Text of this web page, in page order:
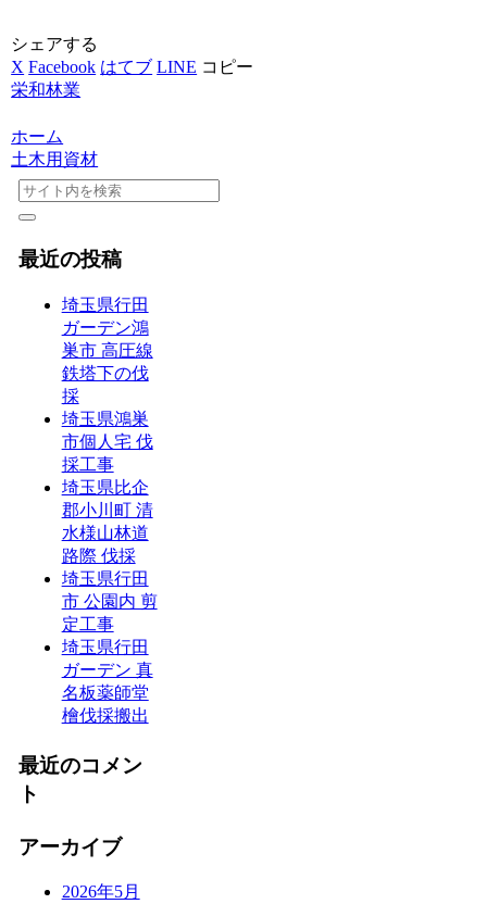
シェアする
X Facebook はてブ LINE コピー
栄和林業
ホーム
土木用資材
最近の投稿
埼玉県行田
ガーデン鴻
巣市 高圧線
鉄塔下の伐
採
埼玉県鴻巣
市個人宅 伐
採工事
埼玉県比企
郡小川町 清
水様山林道
路際 伐採
埼玉県行田
市 公園内 剪
定工事
埼玉県行田
ガーデン 真
名板薬師堂
檜伐採搬出
最近のコメン
ト
アーカイブ
2026年5月